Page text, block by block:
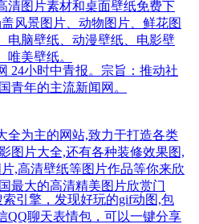
清图片素材和桌面壁纸免费下
风景图片、动物图片、鲜花图
电脑壁纸、动漫壁纸、电影壁
美壁纸。
24小时中青报。宗旨：推动社
青年的主流新闻网。
全为主的网站,致力于打造各类
图片大全,还有各种装修效果图,
,高清壁纸等图片作品等你来欣
最大的高清精美图片欣赏门
引擎，发现好玩的gif动图,包
QQ聊天表情包，可以一键分享